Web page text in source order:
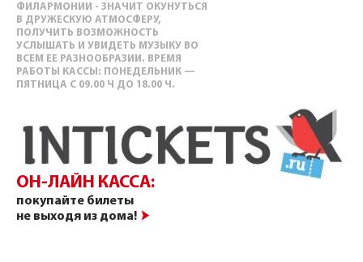
ФИЛАРМОНИИ - ЗНАЧИТ ОКУНУТЬСЯ
В ДРУЖЕСКУЮ АТМОСФЕРУ,
ПОЛУЧИТЬ ВОЗМОЖНОСТЬ
УСЛЫШАТЬ И УВИДЕТЬ МУЗЫКУ ВО
ВСЕМ ЕЕ РАЗНООБРАЗИИ. ВРЕМЯ
РАБОТЫ КАССЫ: ПОНЕДЕЛЬНИК —
ПЯТНИЦА С 09.00 Ч ДО 18.00 Ч.
ОН-ЛАЙН КАССА:
покупайте билеты
не выходя из дома!